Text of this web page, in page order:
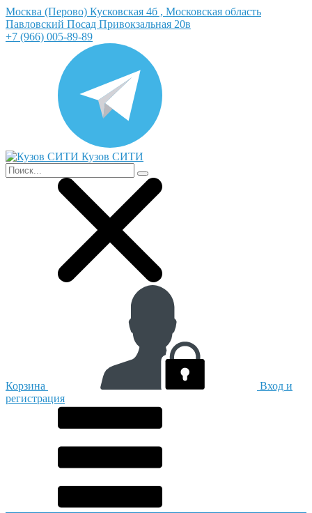
Москва (Перово) Кусковская 4б , Московская область
Павловский Посад Привокзальная 20в
+7 (966) 005-89-89
Кузов СИТИ
Корзина
Вход и
регистрация